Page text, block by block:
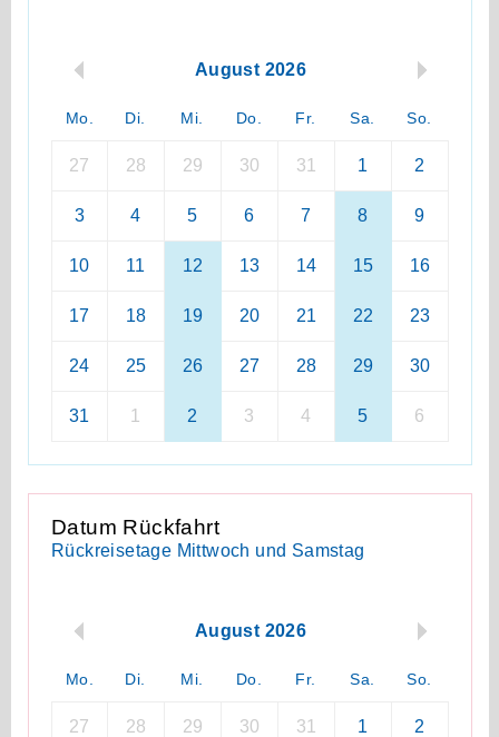
August 2026
Mo. Di. Mi. Do. Fr. Sa. So.
27 28 29 30 31 1 2
3 4 5 6 7 8 9
10 11 12 13 14 15 16
17 18 19 20 21 22 23
24 25 26 27 28 29 30
31 1 2 3 4 5 6
Datum Rückfahrt
Rückreisetage Mittwoch und Samstag
August 2026
Mo. Di. Mi. Do. Fr. Sa. So.
27 28 29 30 31 1 2